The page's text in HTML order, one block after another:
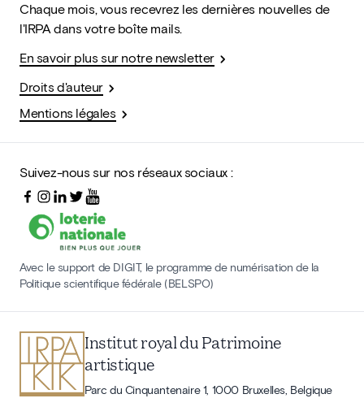
Chaque mois, vous recevrez les dernières nouvelles de
l'IRPA dans votre boîte mails.
En savoir plus sur notre newsletter
Droits d'auteur
Mentions légales
Suivez-nous sur nos réseaux sociaux :
Avec le support de DIGIT, le programme de numérisation de la
Politique scientifique fédérale (BELSPO)
Institut royal du Patrimoine
artistique
Parc du Cinquantenaire 1, 1000 Bruxelles, Belgique